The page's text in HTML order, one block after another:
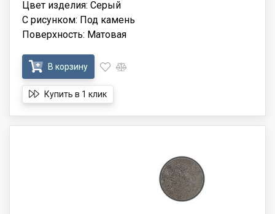
Цвет изделия: Серый
С рисунком: Под камень
Поверхность: Матовая
В корзину
Купить в 1 клик